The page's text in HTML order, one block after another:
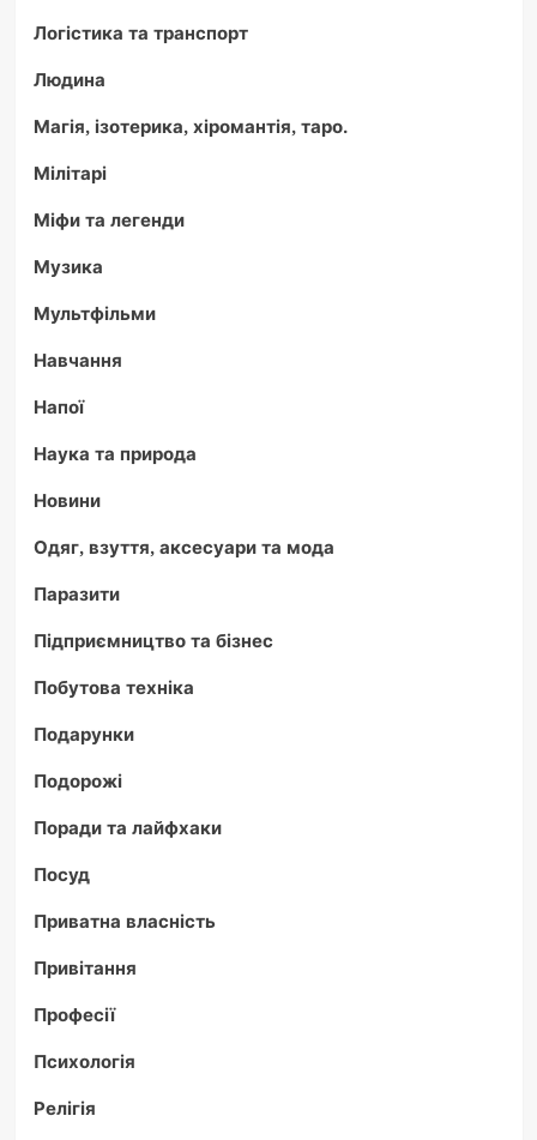
Логістика та транспорт
Людина
Магія, ізотерика, хіромантія, таро.
Мілітарі
Міфи та легенди
Музика
Мультфільми
Навчання
Напої
Наука та природа
Новини
Одяг, взуття, аксесуари та мода
Паразити
Підприємництво та бізнес
Побутова техніка
Подарунки
Подорожі
Поради та лайфхаки
Посуд
Приватна власність
Привітання
Професії
Психологія
Релігія